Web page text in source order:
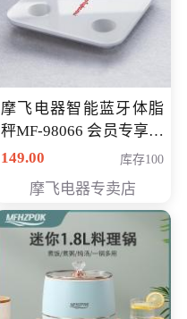
摩飞电器智能蓝牙体脂
秤MF-98066 会员专享价
98元
149.00 库存100
摩飞电器专卖店